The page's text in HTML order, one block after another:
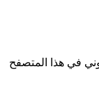
في هذا المتصفح